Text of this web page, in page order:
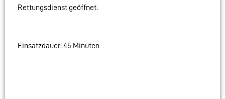
Rettungsdienst geöffnet.
Einsatzdauer: 45 Minuten